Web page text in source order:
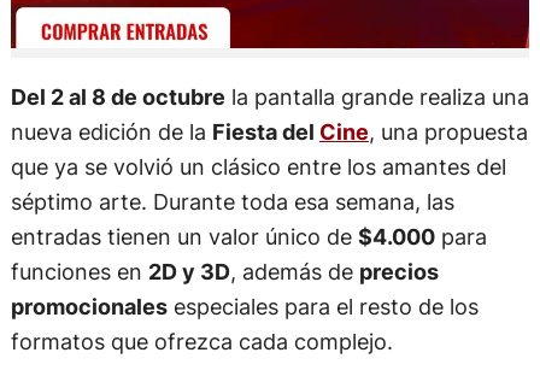
Del 2 al 8 de octubre la pantalla grande realiza una
nueva edición de la Fiesta del Cine, una propuesta
que ya se volvió un clásico entre los amantes del
séptimo arte. Durante toda esa semana, las
entradas tienen un valor único de $4.000para
funciones en 2D y 3D, además de precios
promocionalesespeciales para el resto de los
formatos que ofrezca cada complejo.